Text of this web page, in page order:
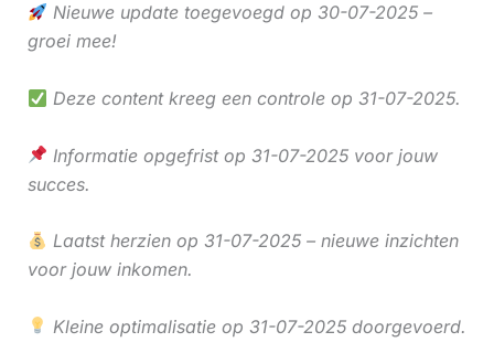
Nieuwe update toegevoegd op 30-07-2025 –
groei mee!
Deze content kreeg een controle op 31-07-2025.
Informatie opgefrist op 31-07-2025 voor jouw
succes.
Laatst herzien op 31-07-2025 – nieuwe inzichten
voor jouw inkomen.
Kleine optimalisatie op 31-07-2025 doorgevoerd.